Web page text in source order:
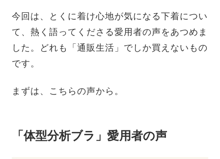
今回は、とくに着け心地が気になる下着につい
て、熱く語ってくださる愛用者の声をあつめま
した。どれも「通販生活」でしか買えないもの
です。
まずは、こちらの声から。
「体型分析ブラ」愛用者の声